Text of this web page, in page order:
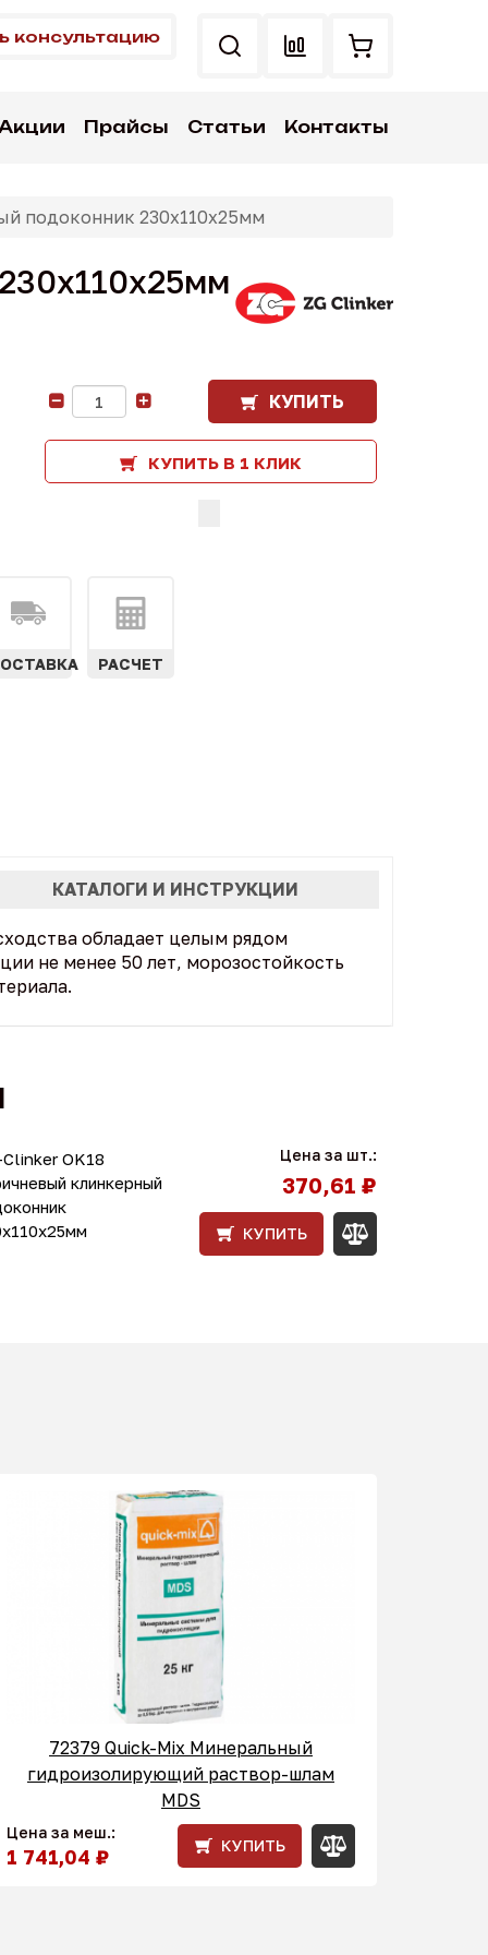
консультацию
Прайсы Статьи Контакты
подоконник 230x110x25мм
КУПИТЬ
КУПИТЬ В 1 КЛИК
РАСЧЕТ
КАТАЛОГИ И ИНСТРУКЦИИ
обладает целым рядом
не менее 50 лет, морозостойкость
Clinker OK18
клинкерный
Цена за шт.:
370,61 ₽
КУПИТЬ
72379 Quick-Mix Минеральный
гидроизолирующий раствор-шлам
MDS
Цена за меш.:
1 741,04 ₽ КУПИТЬ